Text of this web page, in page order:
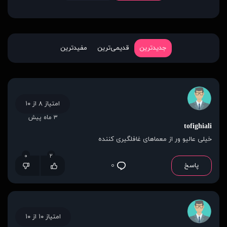
جدیدترین قدیمی‌ترین مفیدترین
tofighiali
خیلی عالیو ور از معماهای غافلگیری کننده
پاسخ ۰
۲ ۰
امتیاز ۸ از ۱۰
۳ ماه پیش
امتیاز ۱۰ از ۱۰